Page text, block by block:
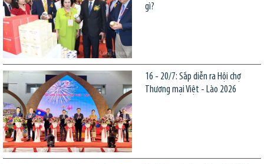
gì?
16 - 20/7: Sắp diễn ra Hội chợ
Thương mại Việt - Lào 2026